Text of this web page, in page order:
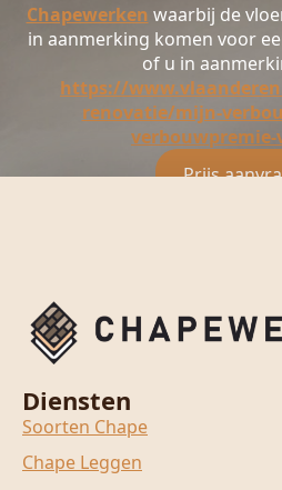
Chapewerken waarbij de
in aanmerking komen voor
of u in
https://
renovatie/mijn-
Prijs
Diensten
Soorten Chape
Chape Leggen